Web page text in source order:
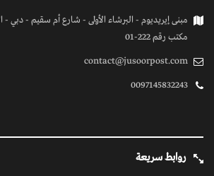
مبنى إيريديوم - البرشاء الأولى - شارع أم سقيم - دبي -
مكتب رقم 222-01
contact@jusoorpost.com
0097145832243
روابط سريعة